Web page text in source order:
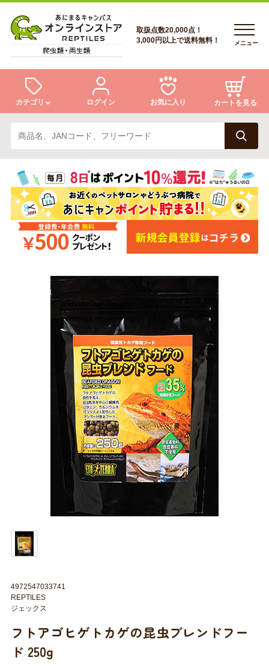
会員登録
あにまるキャンパスについて
アフターサービス
お買い物ガイド
お問い合わせ
取扱点数20,000点！
3,000円以上で送料無料！
メニュー
カテゴリ
トカゲ ヘビ
カメ 両生類
ログイン お気に入り カートを見る
あにまるキャンパスについて
アフターサービス
商品リクエスト
お買い物ガイド
お問い合わせ
フトアゴヒゲトカゲの昆虫ブレンドフー
ド 250g
4972547033741
REPTILES
ジェックス